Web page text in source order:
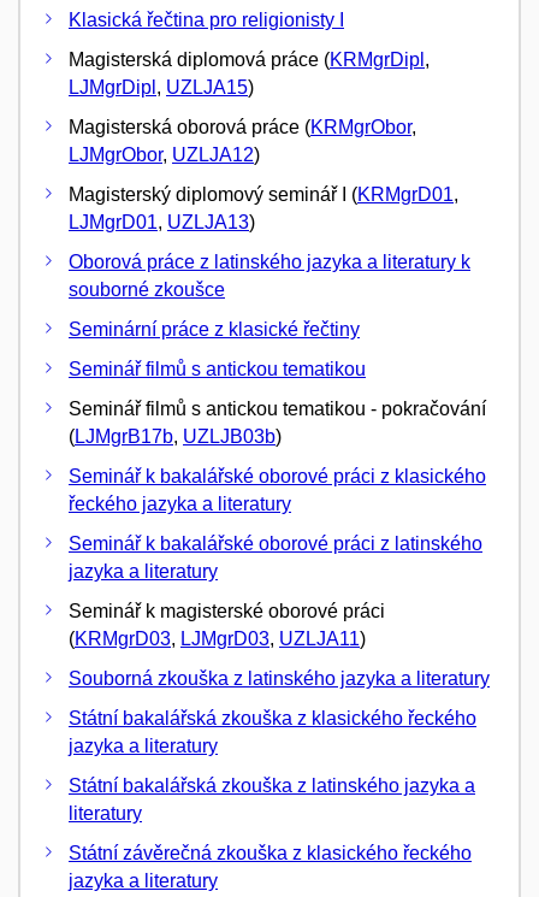
Klasická řečtina pro religionisty I
Magisterská diplomová práce (KRMgrDipl ,
LJMgrDipl , UZLJA15)
Magisterská oborová práce (KRMgrObor,
LJMgrObor, UZLJA12)
Magisterský diplomový seminář I (KRMgrD01,
LJMgrD01, UZLJA13)
Oborová práce z latinského jazyka a literatury k
souborné zkoušce
Seminární práce z klasické řečtiny
Seminář filmů s antickou tematikou
Seminář filmů s antickou tematikou - pokračování
(LJMgrB17b, UZLJB03b)
Seminář k bakalářské oborové práci z klasického
řeckého jazyka a literatury
Seminář k bakalářské oborové práci z latinského
jazyka a literatury
Seminář k magisterské oborové práci
(KRMgrD03, LJMgrD03, UZLJA11)
Souborná zkouška z latinského jazyka a literatury
Státní bakalářská zkouška z klasického řeckého
jazyka a literatury
Státní bakalářská zkouška z latinského jazyka a
literatury
Státní závěrečná zkouška z klasického řeckého
jazyka a literatury